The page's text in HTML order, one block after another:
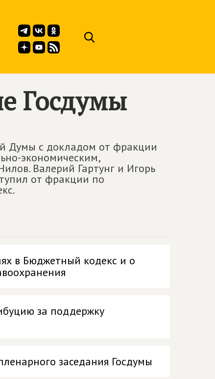
Госдумы
Думы с докладом от фракции
экономическим,
Валерий Гартунг и Игорь
от фракции по
в Бюджетный кодекс и о
за поддержку
заседания Госдумы